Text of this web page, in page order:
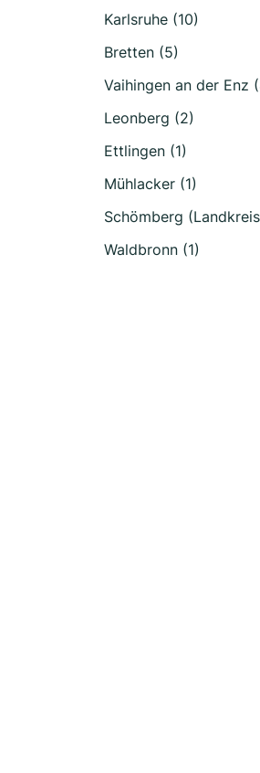
Karlsruhe (10)
Bretten (5)
Vaihingen an der Enz
Leonberg (2)
Ettlingen (1)
Mühlacker (1)
Schömberg
Waldbronn (1)